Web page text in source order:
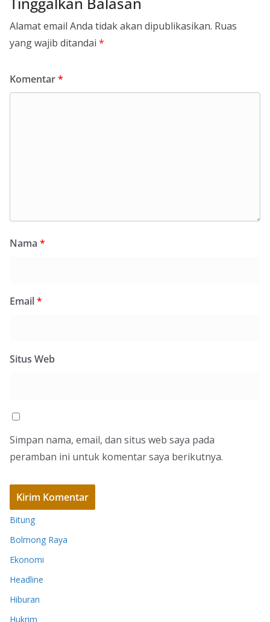
Alamat email Anda tidak akan dipublikasikan. Ruas
yang wajib ditandai *
Komentar*
Nama *
Email*
Situs Web
Simpan nama, email, dan situs web saya pada
peramban ini untuk komentar saya berikutnya.
Bitung
Bolmong Raya
Ekonomi
Headline
Hiburan
Hukrim